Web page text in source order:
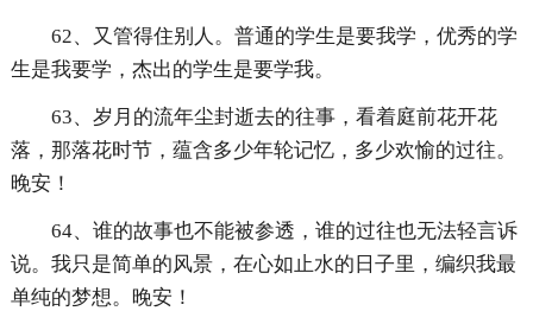
62、又管得住别人。普通的学生是要我学，优秀的学
生是我要学，杰出的学生是要学我。
63、岁月的流年尘封逝去的往事，看着庭前花开花
落，那落花时节，蕴含多少年轮记忆，多少欢愉的过往。
晚安！
64、谁的故事也不能被参透，谁的过往也无法轻言诉
说。我只是简单的风景，在心如止水的日子里，编织我最
单纯的梦想。晚安！